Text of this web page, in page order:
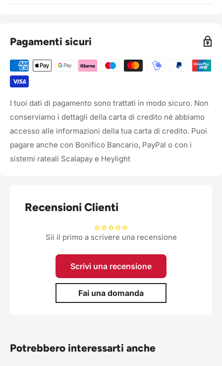
Pagamenti sicuri
I tuoi dati di pagamento sono trattati in modo sicuro. Non
conserviamo i dettagli della carta di credito né abbiamo
accesso alle informazioni della tua carta di credito. Puoi
pagare anche con Bonifico Bancario, PayPal o con i
sistemi rateali Scalapay e Heylight
Recensioni Clienti
Sii il primo a scrivere una recensione
Scrivi una recensione
Fai una domanda
Potrebbero interessarti anche